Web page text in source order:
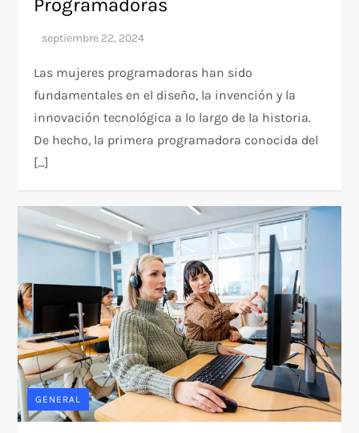
Programadoras
Las mujeres programadoras han sido
fundamentales en el diseño, la invención y la
innovación tecnológica a lo largo de la historia.
De hecho, la primera programadora conocida del
[…]
GENERAL